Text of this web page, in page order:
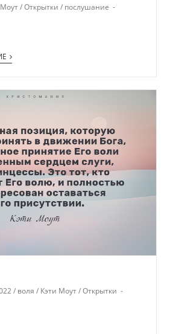
/ Открытки / послушание
/ воля / Кэти Моут / Открытки